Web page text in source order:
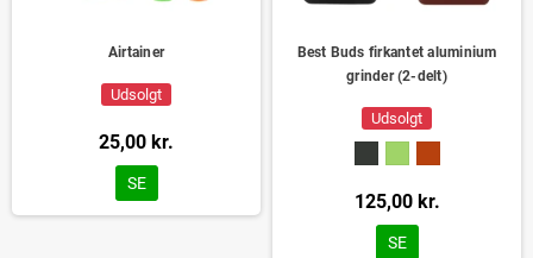
Airtainer
Udsolgt
25,00 kr.
SE
Best Buds firkantet aluminium
grinder (2-delt)
Udsolgt
125,00 kr.
SE